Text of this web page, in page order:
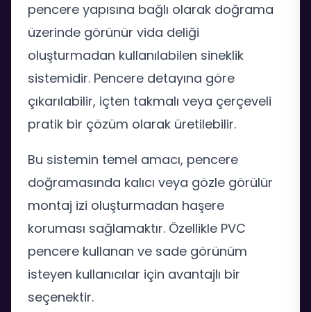
pencere yapısına bağlı olarak doğrama
üzerinde görünür vida deliği
oluşturmadan kullanılabilen sineklik
sistemidir. Pencere detayına göre
çıkarılabilir, içten takmalı veya çerçeveli
pratik bir çözüm olarak üretilebilir.
Bu sistemin temel amacı, pencere
doğramasında kalıcı veya gözle görülür
montaj izi oluşturmadan haşere
koruması sağlamaktır. Özellikle PVC
pencere kullanan ve sade görünüm
isteyen kullanıcılar için avantajlı bir
seçenektir.